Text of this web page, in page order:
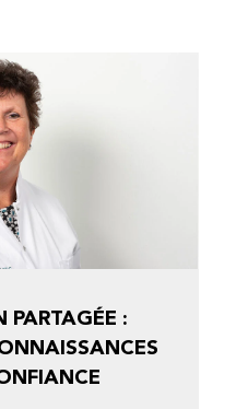
PARTAGÉE :